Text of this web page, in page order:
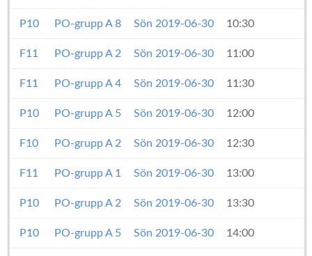
P10 PO-grupp A 8 Sön 2019-06-30 10:30
F11 PO-grupp A 2 Sön 2019-06-30 11:00
F11 PO-grupp A 4 Sön 2019-06-30 11:30
P10 PO-grupp A 5 Sön 2019-06-30 12:00
F10 PO-grupp A 2 Sön 2019-06-30 12:30
F11 PO-grupp A 1 Sön 2019-06-30 13:00
P10 PO-grupp A 2 Sön 2019-06-30 13:30
P10 PO-grupp A 5 Sön 2019-06-30 14:00